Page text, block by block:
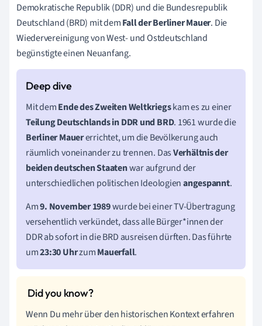
Demokratische Republik (DDR) und die Bundesrepublik
Deutschland (BRD) mit demFall der Berliner Mauer. Die
Wiedervereinigung von West- und Ostdeutschland
begünstigte einen Neuanfang.
Mit demEnde des Zweiten Weltkriegskam es zu einer
Teilung Deutschlandsin DDR und BRD. 1961 wurde die
Berliner Mauererrichtet, um die Bevölkerung auch
räumlich voneinander zu trennen. DasVerhältnis der
beiden deutschen Staatenwar aufgrund der
unterschiedlichen politischen Ideologienangespannt.
Am9. November 1989wurde bei einer TV-Übertragung
versehentlich verkündet,dass alle Bürger*innen der
DDRab sofort in die BRD ausreisen dürften. Das führte
um23:30 UhrzumMauerfall.
Wenn Du mehr über den historischen Kontext erfahren